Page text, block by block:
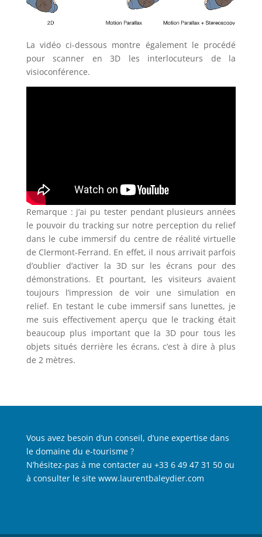
La vidéo ci-dessous montre également le procédé
pour scanner en 3D les interlocuteurs de la
visioconférence.
Remarque : j’ai pu tester pendant plusieurs années
le pouvoir du tracking sur notre perception du relief
dans le cube immersif du centre de réalité virtuelle
de Clermont-Ferrand. En effet, il nous arrivait parfois
d’oublier d’activer la 3D sur les écrans pour des
démonstrations. Et pourtant, les visiteurs avaient
toujours l’impression de voir une simulation en
relief. En testant le cube immersif sans lunettes, je
me suis effectivement aperçu que le tracking était
beaucoup plus important que la 3D pour tous les
objets situés derrière les écrans, c’est à dire à plus
de 2 mètres.
Vous avez besoin d’un conseil, d’une expertise dans
le domaine du e-tourisme ?
N’hésitez-pas à me contacter au +33 6 49 47 31 50 ou
à consulter le site www.laurentbaleydier.com